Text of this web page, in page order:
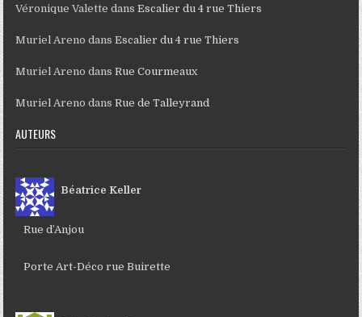
Véronique Valette dansEscalier du 4 rue Thiers
Muriel Areno dansEscalier du 4 rue Thiers
Muriel Areno dansRue Courmeaux
Muriel Areno dansRue de Talleyrand
AUTEURS
Béatrice Keller
Rue d’Anjou
Porte Art-Déco rue Buirette